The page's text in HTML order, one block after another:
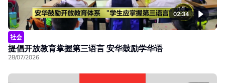
02:34
社会
提倡开放教育掌握第三语言 安华鼓励学华语
28/07/2026